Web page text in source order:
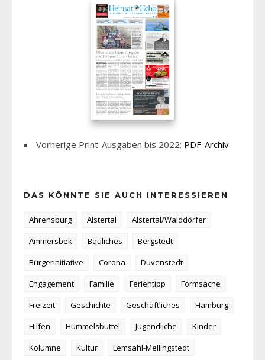
Vorherige Print-Ausgaben bis 2022: PDF-Archiv
DAS KÖNNTE SIE AUCH INTERESSIEREN
Ahrensburg Alstertal
Alstertal/Walddörfer
Ammersbek
Bauliches
Bergstedt
Bürgerinitiative
Corona
Duvenstedt
Engagement
Familie Ferientipp
Formsache
Freizeit
Geschichte Geschäftliches
Hamburg
Hilfen
Hummelsbüttel Jugendliche
Kinder
Kolumne
Kultur
Lemsahl-Mellingstedt